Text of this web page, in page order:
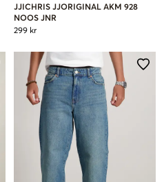
JJICHRIS JJORIGINAL AKM 928
NOOS JNR
299 kr